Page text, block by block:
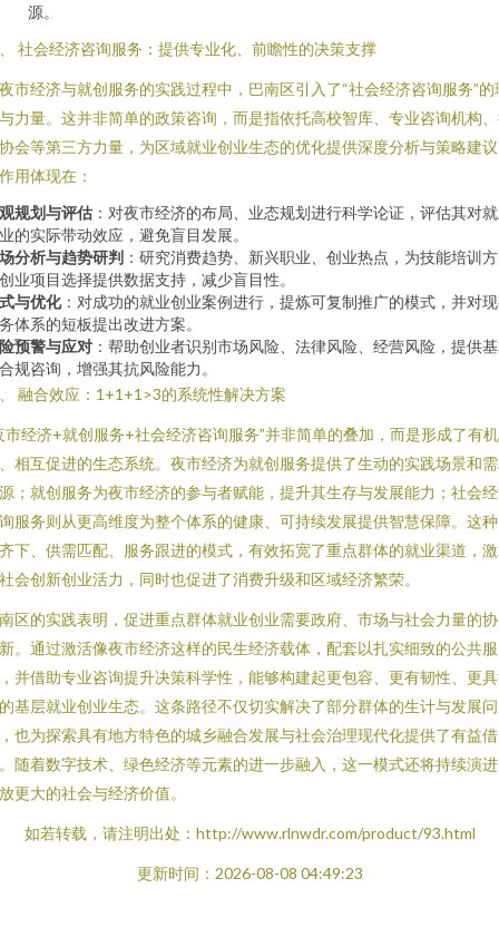
源。
社会经济咨询服务：提供专业化、前瞻性的决策支撑
市经济与就创服务的实践过程中，巴南区引入了“社会经济咨询服务”的
力量。这并非简单的政策咨询，而是指依托高校智库、专业咨询机构
会等第三方力量，为区域就业创业生态的优化提供深度分析与策略建
用体现在：
规划与评估 ：对夜市经济的布局、业态规划进行科学论证，评估其对
的实际带动效应，避免盲目发展。
分析与趋势研判 ：研究消费趋势、新兴职业、创业热点，为技能培训
业项目选择提供数据支持，减少盲目性。
与优化：对成功的就业创业案例进行，提炼可复制推广的模式，并对
体系的短板提出改进方案。
预警与应对 ：帮助创业者识别市场风险、法律风险、经营风险，提供
规咨询，增强其抗风险能力。
融合效应：1+1+1>3的系统性解决方案
市经济+就创服务+社会经济咨询服务”并非简单的叠加，而是形成了有
相互促进的生态系统。夜市经济为就创服务提供了生动的实践场景和
；就创服务为夜市经济的参与者赋能，提升其生存与发展能力；社会
服务则从更高维度为整个体系的健康、可持续发展提供智慧保障。这
下、供需匹配、服务跟进的模式，有效拓宽了重点群体的就业渠道，
会创新创业活力，同时也促进了消费升级和区域经济繁荣。
区的实践表明，促进重点群体就业创业需要政府、市场与社会力量的
。通过激活像夜市经济这样的民生经济载体，配套以扎实细致的公共服
并借助专业咨询提升决策科学性，能够构建起更包容、更有韧性、更
基层就业创业生态。这条路径不仅切实解决了部分群体的生计与发展问
也为探索具有地方特色的城乡融合发展与社会治理现代化提供了有益借
随着数字技术、绿色经济等元素的进一步融入，这一模式还将持续演
更大的社会与经济价值。
如若转载，请注明出处：http://www.rlnwdr.com/product/93.html
更新时间：2026-08-08 04:49:23